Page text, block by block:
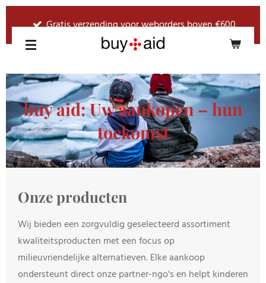
direct
naar
hoofdinhoud
Gratis verzending voor weborders boven €600
buy aid:Uw aankopen – hun
toekomst
Onze producten
Wij bieden een zorgvuldig geselecteerd assortiment
kwaliteitsproducten met een focus op
milieuvriendelijke alternatieven. Elke aankoop
ondersteunt direct onze partner-ngo's en helpt kinderen